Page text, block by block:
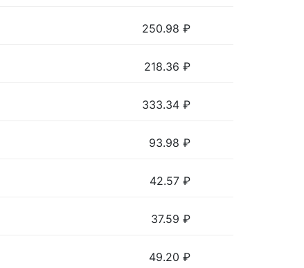
250.98 ₽
218.36 ₽
333.34 ₽
93.98 ₽
42.57 ₽
37.59 ₽
49.20 ₽